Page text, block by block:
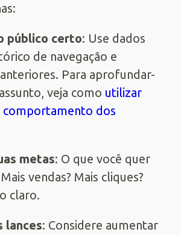
público certo: Use dados
de navegação e
Para aprofundar-
veja como utilizar
comportamento dos
metas: O que você quer
vendas? Mais cliques?
claro.
lances: Considere aumentar